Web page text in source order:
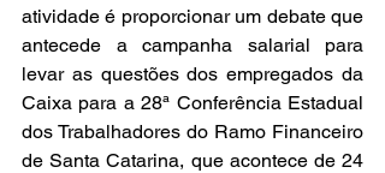
atividade é proporcionar um debate que
antecede a campanha salarial para
levar as questões dos empregados da
Caixa para a 28ª Conferência Estadual
dos Trabalhadores do Ramo Financeiro
de Santa Catarina, que acontece de 24